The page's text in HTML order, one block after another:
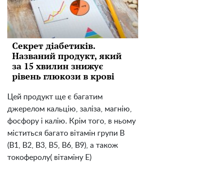
Секрет діабетиків.
Названий продукт, який
за 15 хвилин знижує
рівень глюкози в крові
Цей продукт ще є багатим
джерелом кальцію, заліза, магнію,
фосфору і калію. Крім того, в ньому
міститься багато вітамін групи В
(В1, В2, В3, В5, В6, В9), а також
токоферолу( вітаміну Е)